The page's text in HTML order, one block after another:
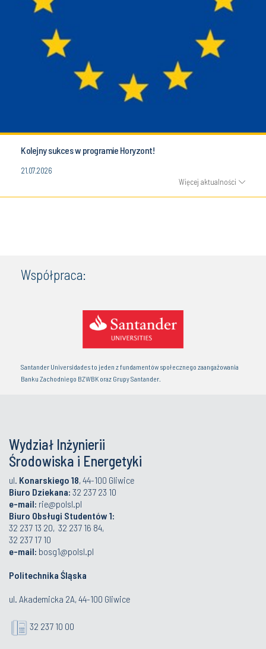
Kolejny sukces w programie Horyzont!
21.07.2026
Więcej aktualności
Współpraca:
Santander Universidades to jeden z fundamentów społecznego zaangażowania
Banku Zachodniego BZWBK oraz Grupy Santander.
Wydział Inżynierii
Środowiska i Energetyki
ul. Konarskiego 18, 44-100 Gliwice
Biuro Dziekana: 32 237 23 10
e-mail: rie@polsl.pl
Biuro Obsługi Studentów 1:
32 237 13 20, 32 237 16 84,
32 237 17 10
e-mail: bosg1@polsl.pl
Politechnika Śląska
ul. Akademicka 2A, 44-100 Gliwice
32 237 10 00